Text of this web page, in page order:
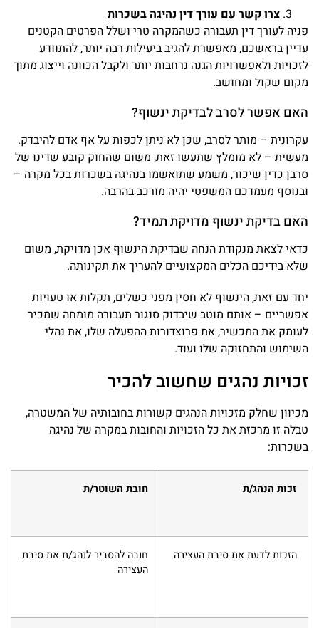
צרו קשר עם עורך דין נהיגה בשכרות
פניה לעורך דין תעבורה כשהמקרה טרי ושלל הפרטים הקטנים
עדיין בראשכם, מאפשרת להגיב ביעילות רבה יותר, להתוודע
לזכויות ולאפשרויות הגנה נרחבות יותר ולקבל הכוונה וייצוג מתוך
מקום שקול ומחושב.
האם אפשר לסרב לבדיקת ינשוף?
עקרונית – מותר לסרב, שכן לא ניתן לכפות על אף אדם להיבדק.
מעשית – לא מומלץ שתעשו זאת, משום שהחוק קובע שדינו של
סרבן כדין שיכור, משמע שתואשמו בנהיגה בשכרות בכל מקרה –
ובנוסף מעמדכם המשפטי יהיה מורכב בהרבה.
האם בדיקת ינשוף מדויקת תמיד?
כדאי לצאת מנקודת הנחה שבדיקת הינשוף אכן מדויקת, משום
שלא בידיכם הכלים המקצועיים להעריך את תקינותה.
יחד עם זאת, הינשוף לא חסין מפני כשלים, תקלות או טעויות
אפשריים – אותם מוטב שיבדוק סנגור תעבורה מומחה שמכיר
לעומק את המכשיר, את פרוצדורות ההפעלה שלו, את נהלי
השימוש והתחזוקה שלו ועוד.
זכויות נהגים שחשוב להכיר
מכיוון שחלק מזכויות הנהגים קשורות בחובותיה של המשטרה,
טבלה זו מרכזת את כל הזכויות והחובות במקרה של נהיגה
בשכרות:
זכות הנהג/ת חובת השוטר/ת
הזכות לדעת את סיבת העצירה
חובה להסביר לנהג/ת את סיבת
העצירה